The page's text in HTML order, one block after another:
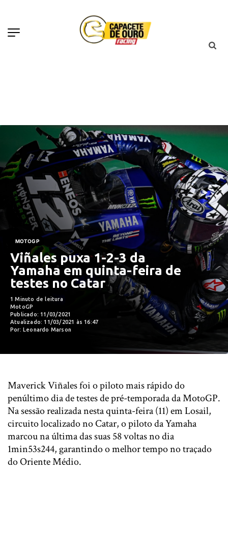
MOTOGP
Viñales puxa 1-2-3 da
Yamaha em quinta-feira de
testes no Catar
1 Minuto de leitura
MotoGP
Publicado: 11/03/2021
Atualizado: 11/03/2021 às 16:47
Por: Leonardo Marson
Maverick Viñales foi o piloto mais rápido do
penúltimo dia de testes de pré-temporada da MotoGP.
Na sessão realizada nesta quinta-feira (11) em Losail,
circuito localizado no Catar, o piloto da Yamaha
marcou na última das suas 58 voltas no dia
1min53s244, garantindo o melhor tempo no traçado
do Oriente Médio.